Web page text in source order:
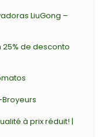
LiuGong –
de desconto
à prix réduit! |